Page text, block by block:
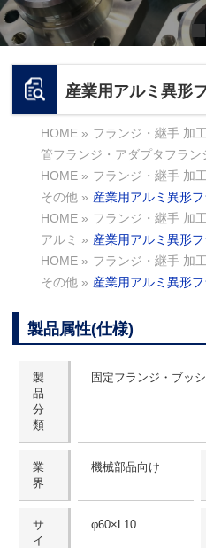
産業用アルミ異形
HOME » フランジ・継手 加
管フランジ・アダプタフラン
HOME » フランジ・継手 加
その他 » 産業用アルミ異形
HOME » フランジ・継手 加
アルミ » 産業用アルミ異形
HOME » フランジ・継手 加
その他 » 産業用アルミ異形
製品属性(仕様)
製
品
分
類
固定フランジ・ブッシ
業
界
機械部品向け
サ
イ
φ60×L10